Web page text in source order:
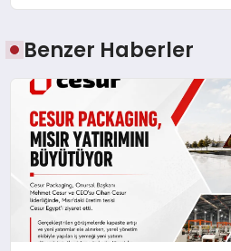
Benzer Haberler